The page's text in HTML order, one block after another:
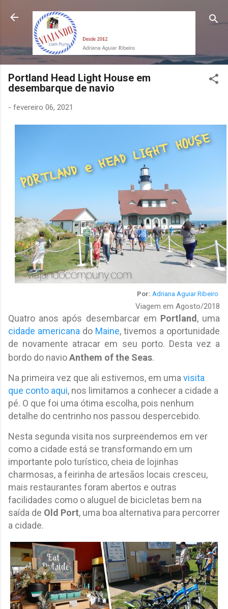
Pular para o conteúdo principal
Portland Head Light House em
desembarque de navio
- fevereiro 06, 2021
Por: Adriana Aguiar Ribeiro
Viagem em Agosto/2018
Quatro anos após desembarcar em Portland, uma
cidade americana do Maine, tivemos a oportunidade
de novamente atracar em seu porto. Desta vez a
bordo do navioAnthem of the Seas.
Na primeira vez que ali estivemos, em umavisita
que conto aqui, nos limitamos a conhecer a cidade a
pé. O que foi uma ótima escolha, pois nenhum
detalhe do centrinho nos passou despercebido.
Nesta segunda visita nos surpreendemos em ver
como a cidade está se transformando em um
importante polo turístico, cheia de lojinhas
charmosas, a feirinha de artesãos locais cresceu,
mais restaurantes foram abertos e outras
facilidades como o aluguel de bicicletas bem na
saída de Old Port, uma boa alternativa para percorrer
a cidade.